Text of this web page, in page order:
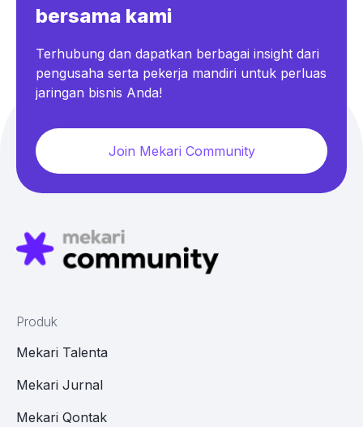
bersama kami
Terhubung dan dapatkan berbagai insight dari
pengusaha serta pekerja mandiri untuk perluas
jaringan bisnis Anda!
Join Mekari Community
Produk
Mekari Talenta
Mekari Jurnal
Mekari Qontak